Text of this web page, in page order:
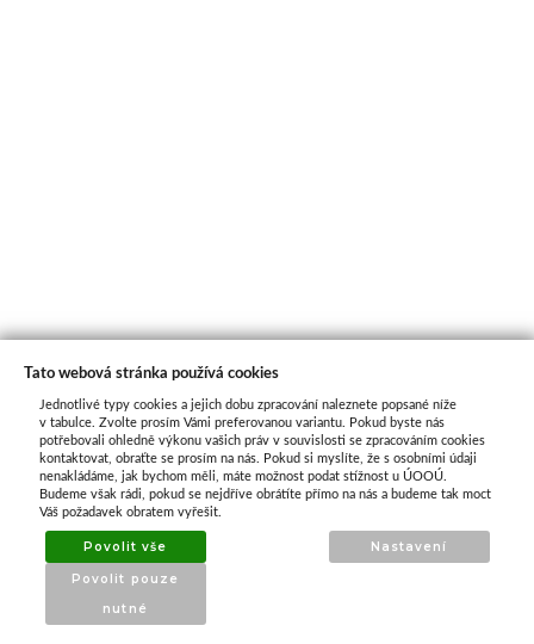
O nás
ATAX Tech je váš spolehlivý partner v oblasti
kotevní techniky, stavebního nářadí a
příslušenství již 32 let.
Specializujeme se na prodej profesionálního
nářadí značky Milwaukee a dalších
Tato webová stránka používá cookies
Jednotlivé typy cookies a jejich dobu zpracování naleznete popsané níže
v tabulce. Zvolte prosím Vámi preferovanou variantu. Pokud byste nás
potřebovali ohledně výkonu vašich práv v souvislosti se zpracováním cookies
kontaktovat, obraťte se prosím na nás. Pokud si myslíte, že s osobními údaji
nenakládáme, jak bychom měli, máte možnost podat stížnost u ÚOOÚ.
Budeme však rádi, pokud se nejdříve obrátíte přímo na nás a budeme tak moct
Váš požadavek obratem vyřešit.
Povolit vše
Povolit pouze
nutné
Nastavení